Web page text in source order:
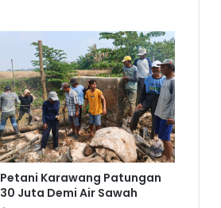
Petani Karawang Patungan
30 Juta Demi Air Sawah